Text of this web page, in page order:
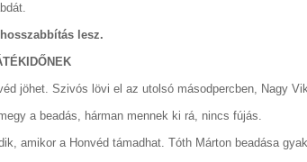
lesz.
jöhet. Szivós lövi el az utolsó másodpercben, Nagy
a beadás, hárman mennek ki rá, nincs fújás.
amikor a Honvéd támadhat. Tóth Márton beadása